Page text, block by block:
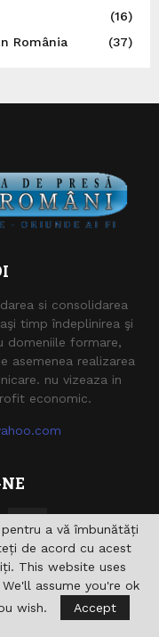
(16)
România
(37)
si consolidarea
timp îndeplinirea şi
domeniile formare,
asemenea realizarea
nu vizeaza in
economic.
rezervate.
a vă îmbunătăți
de acord cu acest
This website uses
assume you're ok
wish.
Accept